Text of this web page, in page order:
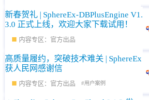
新春贺礼 | SphereEx-DBPlusEngine V1.
3.0 正式上线，欢迎大家下载试用！
内容专区：官方出品
高质量履约，突破技术难关 | SphereEx
获人民网感谢信
内容专区：官方出品 用户案例